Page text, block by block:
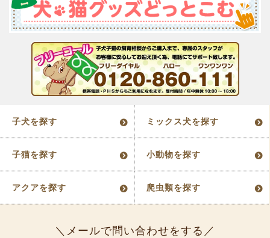
子犬を探す ミックス犬を探す
子猫を探す 小動物を探す
アクアを探す 爬虫類を探す
メールで問い合わせをする